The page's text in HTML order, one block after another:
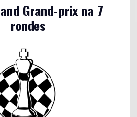
Grand-prix na 7
rondes